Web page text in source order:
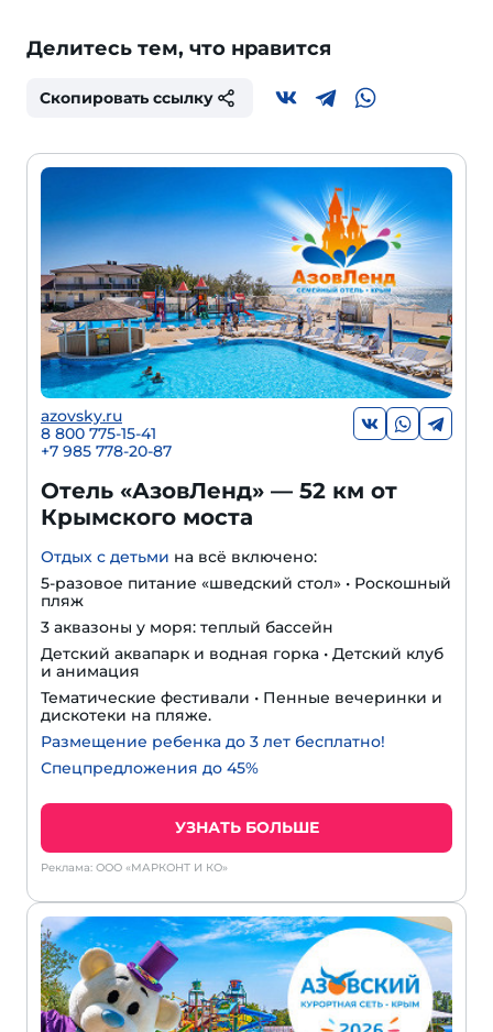
Делитесь тем, что нравится
Скопировать ссылку
azovsky.ru
8 800 775-15-41
+7 985 778-20-87
Отель «АзовЛенд» — 52 км от
Крымского моста
Отдых с детьми на всё включено:
5-разовое питание «шведский стол» • Роскошный
пляж
3 аквазоны у моря: теплый бассейн
Детский аквапарк и водная горка • Детский клуб
и анимация
Тематические фестивали • Пенные вечеринки и
дискотеки на пляже.
Размещение ребенка до 3 лет бесплатно!
Спецпредложения до 45%
УЗНАТЬ БОЛЬШЕ
Реклама: ООО «МАРКОНТ И КО»